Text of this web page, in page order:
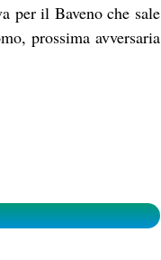
per il Baveno che sale
prossima avversaria